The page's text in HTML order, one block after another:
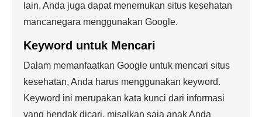
lain. Anda juga dapat menemukan situs kesehatan
mancanegara menggunakan Google.
Keyword untuk Mencari
Dalam memanfaatkan Google untuk mencari situs
kesehatan, Anda harus menggunakan keyword.
Keyword ini merupakan kata kunci dari informasi
yang hendak dicari, misalkan saja anak Anda